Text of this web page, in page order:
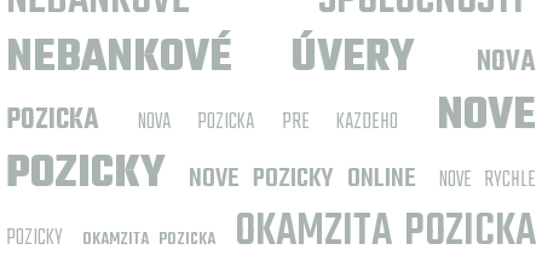
NEBANKOVÉ ÚVERY
NOVA
POZICKA
NOVA POZICKA PRE KAZDEHO
NOVE
POZICKY NOVE POZICKY ONLINE
NOVE RYCHLE
POZICKY
OKAMZITA POZICKA
OKAMZITA POZICKA